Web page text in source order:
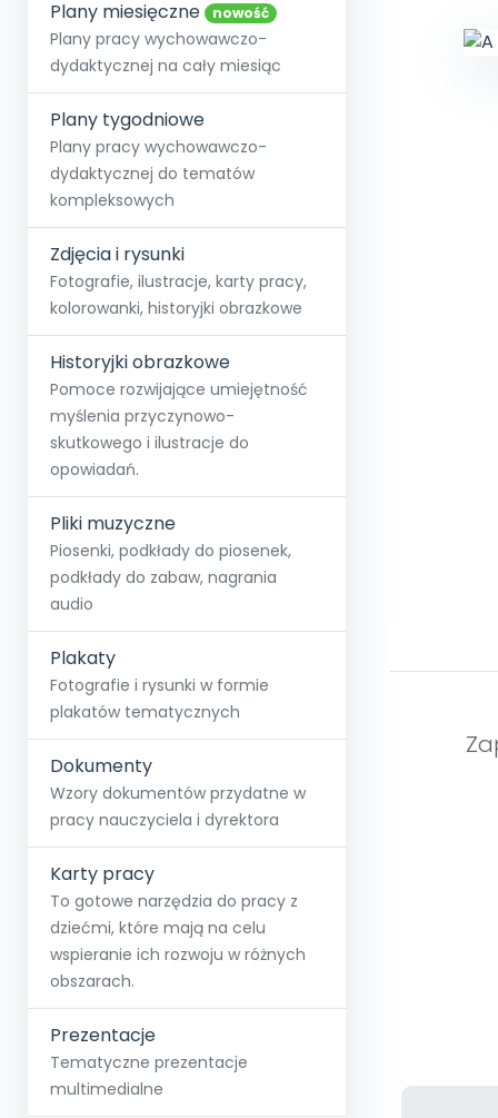
Społeczność
+48 12 631 04 10
kontakt@blizejprzedszkola.pl
O miesięczniku
Strona główna
O Akademii
Akademia
Poznaj pakiet MAX
Testuj przez 7 dni Pełen
Wszystkie projekty
Skontaktuj się
Dodaj wpis
Plany miesięczne nowość
Plany pracy wychowawczo-
dydaktycznej na cały miesiąc
Plany tygodniowe
Plany pracy wychowawczo-
dydaktycznej do tematów
kompleksowych
Zdjęcia i rysunki
Fotografie, ilustracje, karty pracy,
kolorowanki, historyjki obrazkowe
Historyjki obrazkowe
Pomoce rozwijające umiejętność
myślenia przyczynowo-
skutkowego i ilustracje do
opowiadań.
Pliki muzyczne
Piosenki, podkłady do piosenek,
podkłady do zabaw, nagrania
audio
Plakaty
Fotografie i rysunki w formie
plakatów tematycznych
Dokumenty
Wzory dokumentów przydatne w
pracy nauczyciela i dyrektora
Karty pracy
To gotowe narzędzia do pracy z
dziećmi, które mają na celu
wspieranie ich rozwoju w różnych
obszarach.
Prezentacje
Tematyczne prezentacje
multimedialne